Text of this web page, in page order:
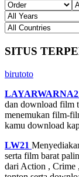
SITUS
birutoto
dan download film
menemukan film-
kamu download
LW21
serta film barat
dari Action , Crime